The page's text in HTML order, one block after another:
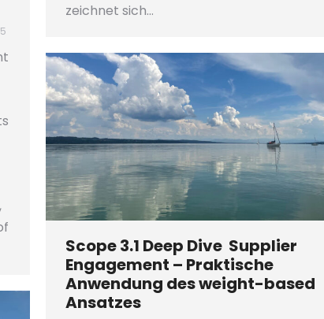
zeichnet sich…
Scope 3.1 Deep Dive Supplier
Engagement – Praktische
Anwendung des weight-based
Ansatzes